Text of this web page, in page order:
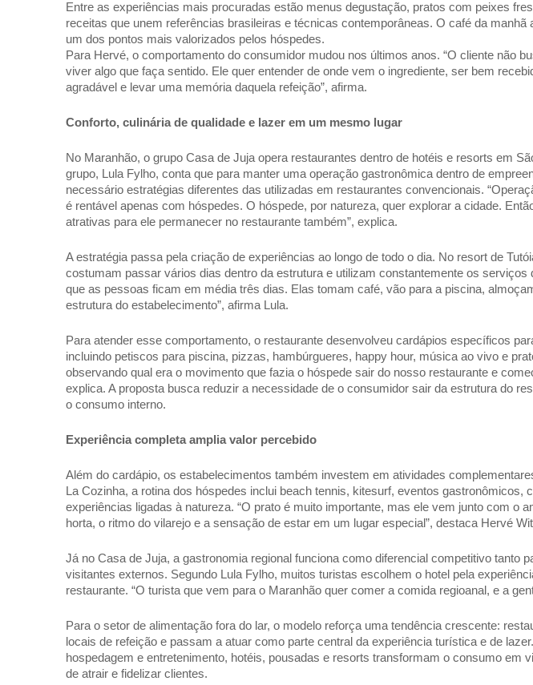
Entre as experiências mais procuradas estão menus degustação, pratos com peixes
receitas que unem referências brasileiras e técnicas contemporâneas. O café da
um dos pontos mais valorizados pelos hóspedes.
Para Hervé, o comportamento do consumidor mudou nos últimos anos. “O cliente não
viver algo que faça sentido. Ele quer entender de onde vem o ingrediente, ser bem
agradável e levar uma memória daquela refeição”, afirma.
Conforto, culinária de qualidade e lazer em um mesmo lugar
No Maranhão, o grupo Casa de Juja opera restaurantes dentro de hotéis e resorts em
grupo, Lula Fylho, conta que para manter uma operação gastronômica dentro de
necessário estratégias diferentes das utilizadas em restaurantes convencionais.
é rentável apenas com hóspedes. O hóspede, por natureza, quer explorar a cidade.
atrativas para ele permanecer no restaurante também”, explica.
A estratégia passa pela criação de experiências ao longo de todo o dia. No resort de
costumam passar vários dias dentro da estrutura e utilizam constantemente os serviços
que as pessoas ficam em média três dias. Elas tomam café, vão para a piscina,
estrutura do estabelecimento”, afirma Lula.
Para atender esse comportamento, o restaurante desenvolveu cardápios específicos
incluindo petiscos para piscina, pizzas, hambúrgueres, happy hour, música ao vivo e
observando qual era o movimento que fazia o hóspede sair do nosso restaurante e
explica. A proposta busca reduzir a necessidade de o consumidor sair da estrutura do
o consumo interno.
Experiência completa amplia valor percebido
Além do cardápio, os estabelecimentos também investem em atividades
La Cozinha, a rotina dos hóspedes inclui beach tennis, kitesurf, eventos gastronômicos,
experiências ligadas à natureza. “O prato é muito importante, mas ele vem junto com o
horta, o ritmo do vilarejo e a sensação de estar em um lugar especial”, destaca Hervé
Já no Casa de Juja, a gastronomia regional funciona como diferencial competitivo tanto
visitantes externos. Segundo Lula Fylho, muitos turistas escolhem o hotel pela
restaurante. “O turista que vem para o Maranhão quer comer a comida regioanal, e a
Para o setor de alimentação fora do lar, o modelo reforça uma tendência crescente:
locais de refeição e passam a atuar como parte central da experiência turística e de
hospedagem e entretenimento, hotéis, pousadas e resorts transformam o consumo em
de atrair e fidelizar clientes.